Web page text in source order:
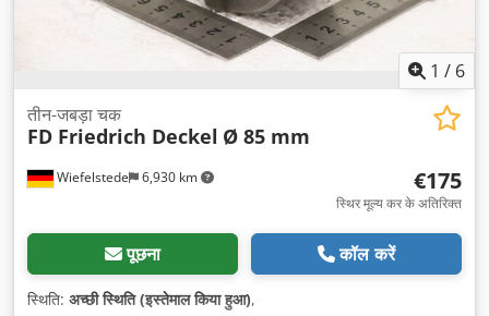
1 / 6
Wiefelstede 6,930 km
तीन-जबड़ा चक
FD Friedrich Deckel Ø 85 mm
€175
स्थिर मूल्य कर के अतिरिक्त
पूछना कॉल करें
स्थिति: अच्छी स्थिति (इस्तेमाल किया हुआ),